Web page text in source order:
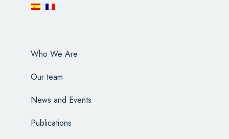
Who We Are
Our team
News and Events
Publications